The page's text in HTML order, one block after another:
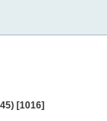
[1016]